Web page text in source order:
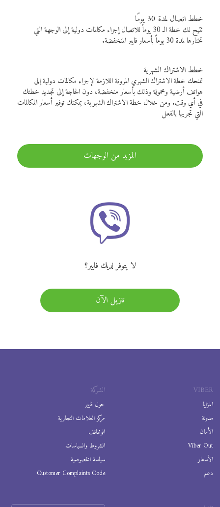
خطط اتصال لمدة 30 يومًا
تتيح لك خطة الـ 30 يوماً للاتصال إجراء مكالمات دولية إلى الوجهة التي
تختارها لمدة 30 يوماً بأسعار فايبر المنخفضة.
خطط الاشتراك الشهرية
تمنحك خطة الاشتراك الشهري المرونة اللازمة لإجراء مكالمات دولية إلى
هواتف أرضية ومحمولة وذلك بأسعار منخفضة، دون الحاجة إلى تجديد خطتك
في أي وقت. ومن خلال خطة الاشتراك الشهرية، يمكنك توفير أسعار المكالمات
التي تجريها بالفعل
المزيد من الوجهات
لا يتوفر لديك فايبر؟
تنزيل الآن
VIBER
المزايا
مدونة
الأمان
Viber Out
الأسعار
دعم
الشركة
حول فايبر
مركز العلامات التجارية
الوظائف
الشروط والسياسات
سياسة الخصوصية
Customer Complaints Code